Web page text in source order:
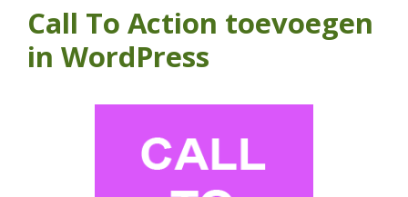
Call To Action toevoegen
in WordPress